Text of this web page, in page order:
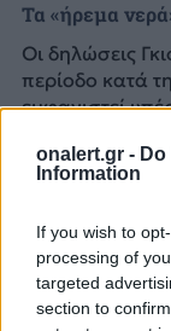
onalert.gr -
Information
If you wish to
processing of
targeted
section to
Τα «ήρεμα
Οι δηλώσεις
περίοδο κατά
εμφανιστεί
«ήρεμων
πίσω από τη
σταθερή η
Η ελληνική
νησιών
μέτρο άμυνας
διατηρεί